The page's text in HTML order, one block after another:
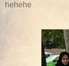
hehehe